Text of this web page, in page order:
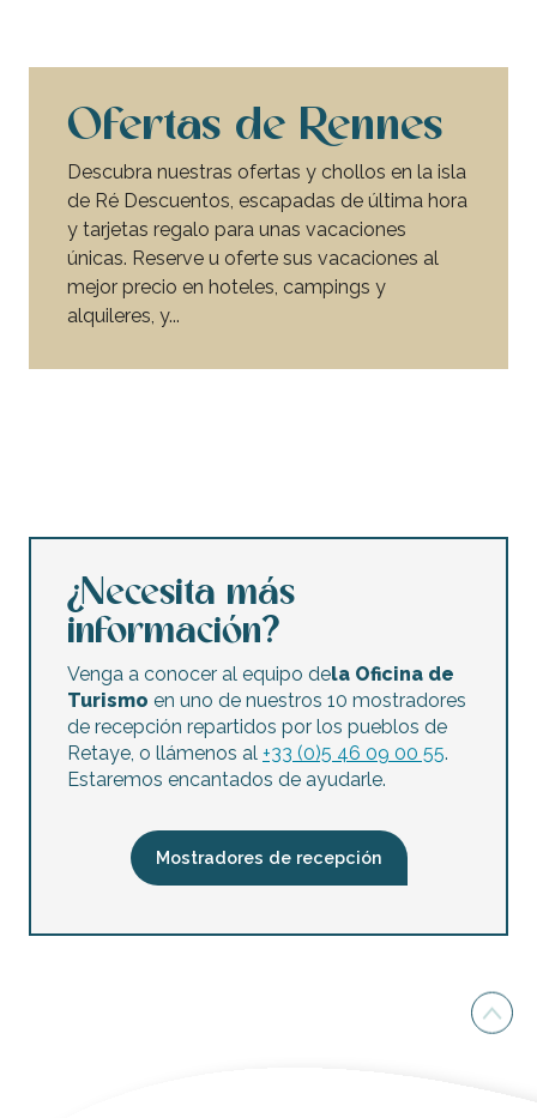
Ofertas de Rennes
Descubra nuestras ofertas y chollos en la isla
de Ré Descuentos, escapadas de última hora
y tarjetas regalo para unas vacaciones
únicas. Reserve u oferte sus vacaciones al
mejor precio en hoteles, campings y
alquileres, y...
¿Necesita más
información?
Venga a conocer al equipo dela Oficina de
Turismo en uno de nuestros 10 mostradores
de recepción repartidos por los pueblos de
Retaye, o llámenos al +33 (0)5 46 09 00 55.
Estaremos encantados de ayudarle.
Mostradores de recepción